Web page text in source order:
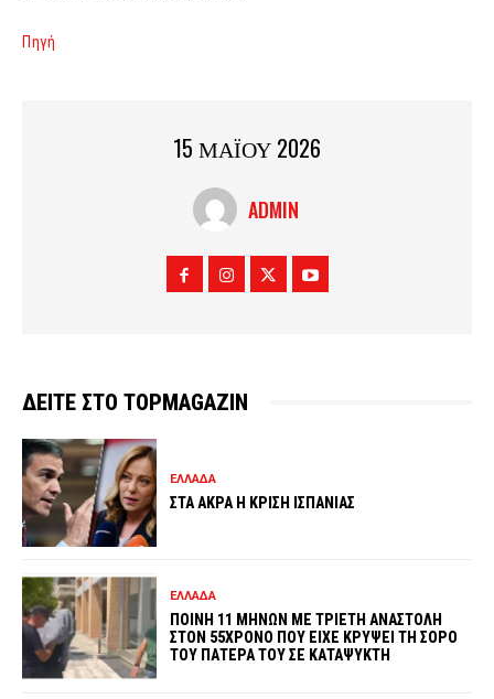
Πηγή
15 ΜΑΪΟΥ 2026
ADMIN
ΔΕΙΤΕ ΣΤΟ TOPMAGAZIN
ΕΛΛΑΔΑ
ΣΤΑ ΑΚΡΑ Η ΚΡΙΣΗ ΙΣΠΑΝΙΑΣ
ΕΛΛΑΔΑ
ΠΟΙΝΗ 11 ΜΗΝΩΝ ΜΕ ΤΡΙΕΤΗ ΑΝΑΣΤΟΛΗ
ΣΤΟΝ 55ΧΡΟΝΟ ΠΟΥ ΕΙΧΕ ΚΡΥΨΕΙ ΤΗ ΣΟΡΟ
ΤΟΥ ΠΑΤΕΡΑ ΤΟΥ ΣΕ ΚΑΤΑΨΥΚΤΗ